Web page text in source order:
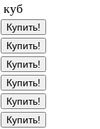
куб
Купить!
Купить!
Купить!
Купить!
Купить!
Купить!